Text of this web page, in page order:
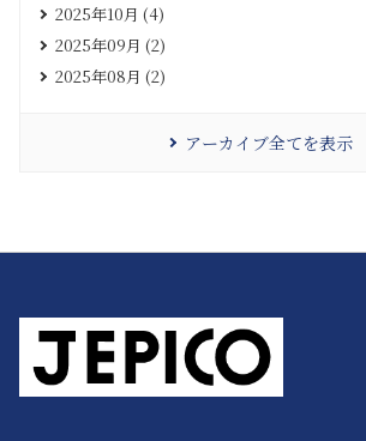
2025年10月 (4)
2025年09月 (2)
2025年08月 (2)
アーカイブ全てを表示